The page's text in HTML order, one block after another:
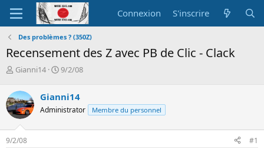
Connexion S'inscrire
Des problèmes ? (350Z)
Recensement des Z avec PB de Clic - Clack
A
t
e
u
r
d
e
Gianni14
D
e
d
d
9/2/08
Gianni14
Administrator Membre du personnel
9/2/08 #1